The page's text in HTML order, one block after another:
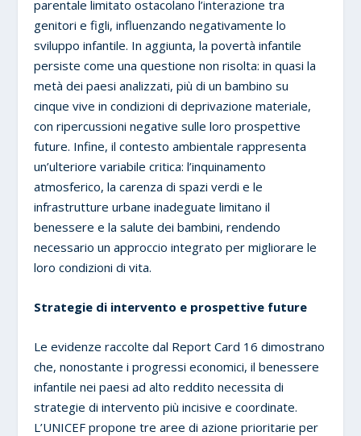
parentale limitato ostacolano l’interazione tra
genitori e figli, influenzando negativamente lo
sviluppo infantile. In aggiunta, la povertà infantile
persiste come una questione non risolta: in quasi la
metà dei paesi analizzati, più di un bambino su
cinque vive in condizioni di deprivazione materiale,
con ripercussioni negative sulle loro prospettive
future. Infine, il contesto ambientale rappresenta
un’ulteriore variabile critica: l’inquinamento
atmosferico, la carenza di spazi verdi e le
infrastrutture urbane inadeguate limitano il
benessere e la salute dei bambini, rendendo
necessario un approccio integrato per migliorare le
loro condizioni di vita.
Strategie di intervento e prospettive future
Le evidenze raccolte dal Report Card 16 dimostrano
che, nonostante i progressi economici, il benessere
infantile nei paesi ad alto reddito necessita di
strategie di intervento più incisive e coordinate.
L’UNICEF propone tre aree di azione prioritarie per